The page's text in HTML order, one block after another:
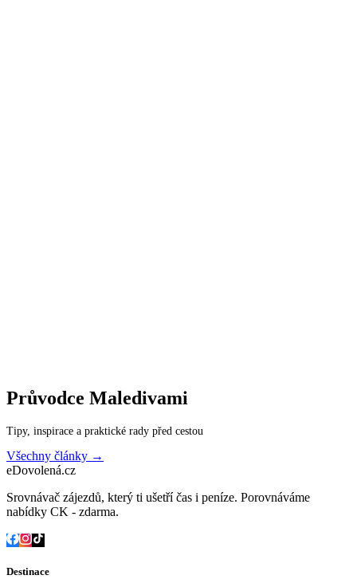
Průvodce Maledivami
Tipy, inspirace a praktické rady před cestou
Všechny články →
eDovolená.cz
Srovnávač zájezdů, který ti ušetří čas i peníze. Porovnáváme
nabídky CK - zdarma.
Destinace